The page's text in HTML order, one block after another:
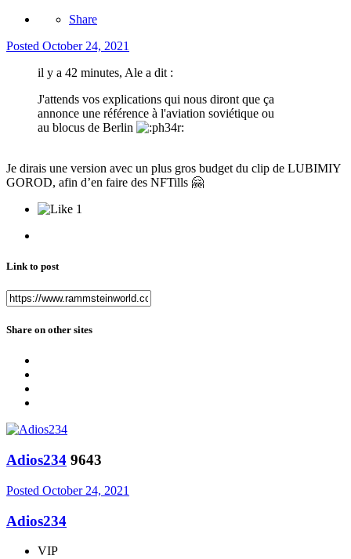
Share
Posted October 24, 2021
il y a 42 minutes, Ale a dit :
J'attends vos explications qui nous diront que ça
annonce une référence à l'aviation soviétique ou
au blocus de Berlin
Je dirais une version avec un plus gros budget du clip de LUBIMIY
GOROD, afin d’en faire des NFTills 🤗
1
Link to post
Share on other sites
Adios234 9643
Posted October 24, 2021
Adios234
VIP